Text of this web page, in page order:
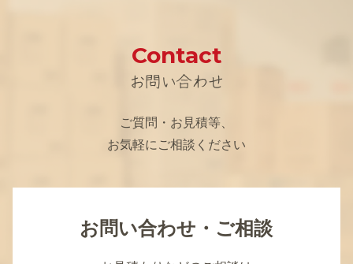
Contact
お問い合わせ
ご質問・お見積等、
お気軽にご相談ください
お問い合わせ・ご相談